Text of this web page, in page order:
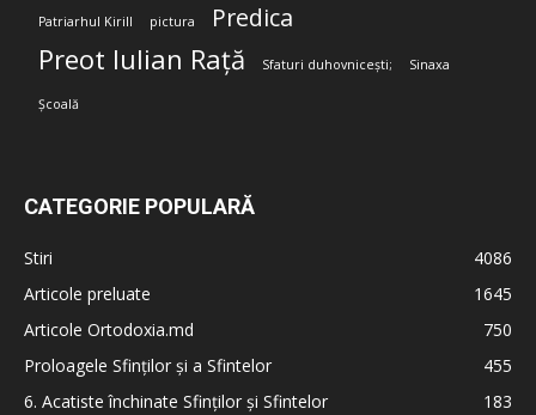
Patriarhul Kirill pictura Predica
Preot Iulian Rață Sfaturi duhovnicești; Sinaxa
Școală
CATEGORIE POPULARĂ
Stiri
4086
Articole preluate
1645
Articole Ortodoxia.md
750
Proloagele Sfinților și a Sfintelor
455
6. Acatiste închinate Sfinților și Sfintelor
183